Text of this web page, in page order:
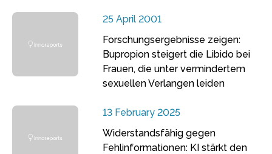
25 April 2001
Forschungsergebnisse zeigen:
Bupropion steigert die Libido bei
Frauen, die unter vermindertem
sexuellen Verlangen leiden
13 February 2025
Widerstandsfähig gegen
Fehlinformationen: KI stärkt den